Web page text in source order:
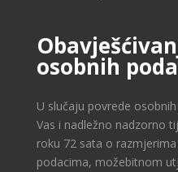
osobnih
U slučaju povrede
Vas i nadležno nadzorno
roku 72 sata o
podacima, možebitnom